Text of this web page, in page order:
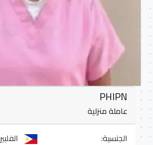
PHIPN
عاملة منزلية
الجنسية:
الفلبين